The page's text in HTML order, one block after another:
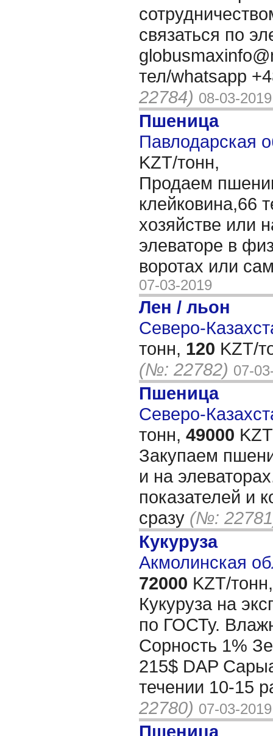
связаться по
тел/whatsapp
22784) 08-03-2019
Пшеница
Павлодарская
KZT/тонн,
Продаем
клейковина,66
хозяйстве или
элеваторе в
воротах или
07-03-2019
Лен / льон
Северо-
тонн, 120 KZT/
(№: 22782) 07-
Пшеница
Северо-
тонн, 49000
Закупаем
и на
показателей и
сразу (№:
Кукуруза
Акмолинская
72000 KZT/тонн,
Кукуруза на
по ГОСТу.
Сорность 1%
215$ DAP
течении 10-15
22780) 07-03-2019
Пшеница